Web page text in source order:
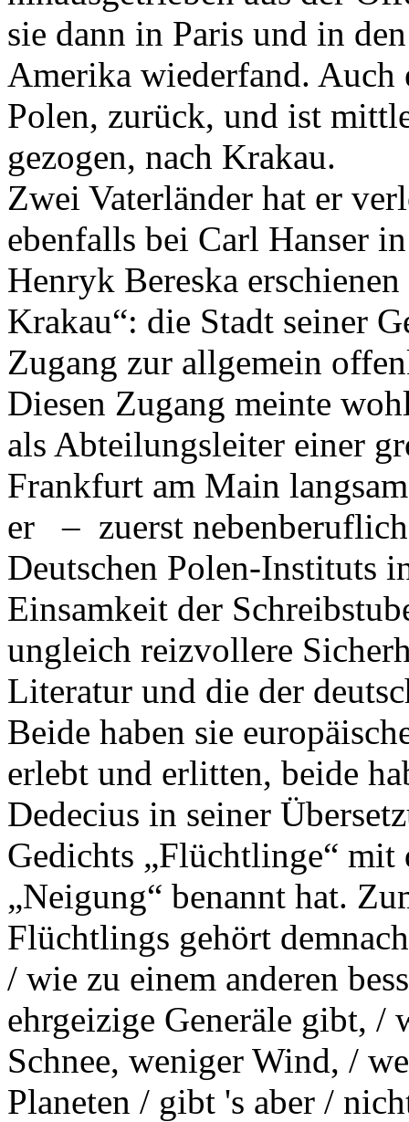
sie dann in Paris und in
Amerika wiederfand. Auch
Polen, zurück, und ist
gezogen, nach Krakau.
Zwei Vaterländer hat er
ebenfalls bei Carl Hanser
Henryk Bereska
Krakau“: die Stadt seiner
Zugang zur allgemein
Diesen Zugang meinte
als Abteilungsleiter einer
Frankfurt am Main
er – zuerst
Deutschen Polen-Instituts
Einsamkeit der
ungleich reizvollere
Literatur und die der
Beide haben sie
erlebt und erlitten, beide
Dedecius in seiner
Gedichts „Flüchtlinge“ mit
„Neigung“ benannt hat.
Flüchtlings gehört
/ wie zu einem anderen
ehrgeizige Generäle gibt, /
Schnee, weniger Wind, /
Planeten / gibt 's aber /